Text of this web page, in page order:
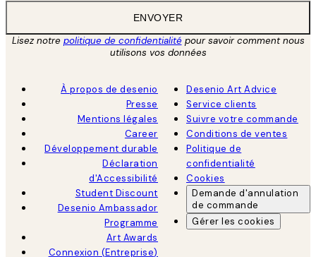
ENVOYER
Lisez notre politique de confidentialitépour savoir comment nous
utilisons vos données
À propos de desenio
Presse
Mentions légales
Career
Développement durable
Déclaration
d'Accessibilité
Student Discount
Desenio Ambassador
Programme
Art Awards
Connexion (Entreprise)
Desenio Art Advice
Service clients
Suivre votre commande
Conditions de ventes
Politique de
confidentialité
Cookies
Demande d'annulation
de commande
Gérer les cookies